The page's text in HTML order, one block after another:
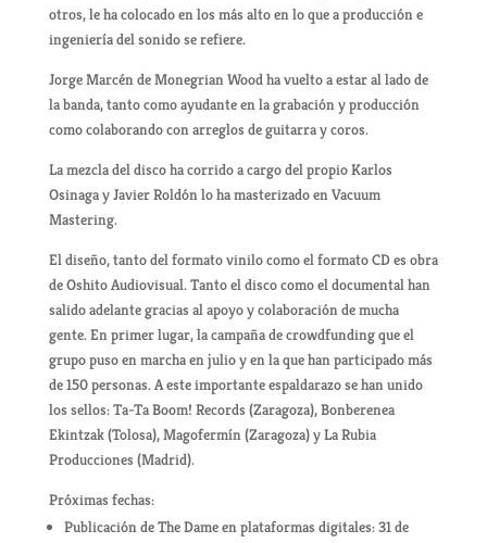
otros, le ha colocado en los más alto en lo que a producción e
ingeniería del sonido se refiere.
Jorge Marcén de Monegrian Wood ha vuelto a estar al lado de
la banda, tanto como ayudante en la grabación y producción
como colaborando con arreglos de guitarra y coros.
La mezcla del disco ha corrido a cargo del propio Karlos
Osinaga y Javier Roldón lo ha masterizado en Vacuum
Mastering.
El diseño, tanto del formato vinilo como el formato CD es obra
de Oshito Audiovisual. Tanto el disco como el documental han
salido adelante gracias al apoyo y colaboración de mucha
gente. En primer lugar, la campaña de crowdfunding que el
grupo puso en marcha en julio y en la que han participado más
de 150 personas. A este importante espaldarazo se han unido
los sellos: Ta-Ta Boom! Records (Zaragoza), Bonberenea
Ekintzak (Tolosa), Magofermín (Zaragoza) y La Rubia
Producciones (Madrid).
Próximas fechas:
Publicación de The Dame en plataformas digitales: 31 de